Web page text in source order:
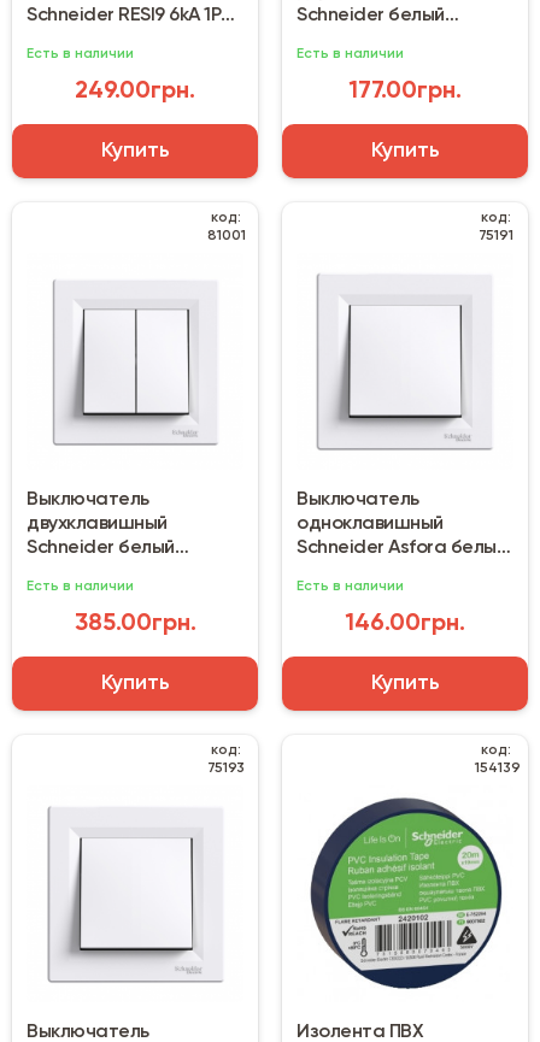
Schneider RESI9 6kA 1P
Есть в наличии
249.00грн.
Купить
Schneider белый
Есть в наличии
177.00грн.
Купить
код:
81001
Выключатель
двухклавишный
Schneider белый
Есть в наличии
385.00грн.
Купить
код:
75191
Выключатель
одноклавишный
Schneider Asfora белый
Есть в наличии
146.00грн.
Купить
код:
75193
Выключатель
код:
154139
Изолента ПВХ